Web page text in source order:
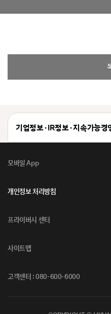
기업정보 · IR정보 · 지속가능경
모바일 App
개인정보 처리방침
프라이버시 센터
사이트맵
고객센터 : 080-600-6000